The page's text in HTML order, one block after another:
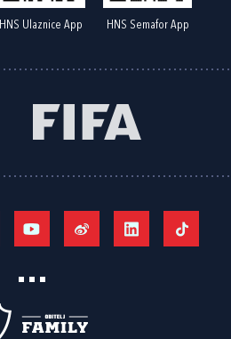
HNS Ulaznice App HNS Semafor App